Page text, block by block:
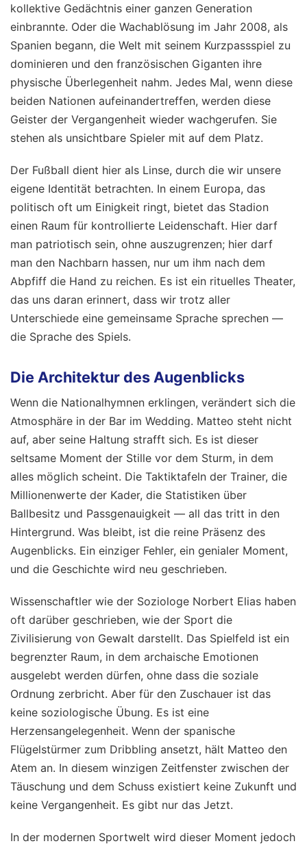
kollektive Gedächtnis einer ganzen Generation
einbrannte. Oder die Wachablösung im Jahr 2008, als
Spanien begann, die Welt mit seinem Kurzpassspiel zu
dominieren und den französischen Giganten ihre
physische Überlegenheit nahm. Jedes Mal, wenn diese
beiden Nationen aufeinandertreffen, werden diese
Geister der Vergangenheit wieder wachgerufen. Sie
stehen als unsichtbare Spieler mit auf dem Platz.
Der Fußball dient hier als Linse, durch die wir unsere
eigene Identität betrachten. In einem Europa, das
politisch oft um Einigkeit ringt, bietet das Stadion
einen Raum für kontrollierte Leidenschaft. Hier darf
man patriotisch sein, ohne auszugrenzen; hier darf
man den Nachbarn hassen, nur um ihm nach dem
Abpfiff die Hand zu reichen. Es ist ein rituelles Theater,
das uns daran erinnert, dass wir trotz aller
Unterschiede eine gemeinsame Sprache sprechen —
die Sprache des Spiels.
Die Architektur des Augenblicks
Wenn die Nationalhymnen erklingen, verändert sich die
Atmosphäre in der Bar im Wedding. Matteo steht nicht
auf, aber seine Haltung strafft sich. Es ist dieser
seltsame Moment der Stille vor dem Sturm, in dem
alles möglich scheint. Die Taktiktafeln der Trainer, die
Millionenwerte der Kader, die Statistiken über
Ballbesitz und Passgenauigkeit — all das tritt in den
Hintergrund. Was bleibt, ist die reine Präsenz des
Augenblicks. Ein einziger Fehler, ein genialer Moment,
und die Geschichte wird neu geschrieben.
Wissenschaftler wie der Soziologe Norbert Elias haben
oft darüber geschrieben, wie der Sport die
Zivilisierung von Gewalt darstellt. Das Spielfeld ist ein
begrenzter Raum, in dem archaische Emotionen
ausgelebt werden dürfen, ohne dass die soziale
Ordnung zerbricht. Aber für den Zuschauer ist das
keine soziologische Übung. Es ist eine
Herzensangelegenheit. Wenn der spanische
Flügelstürmer zum Dribbling ansetzt, hält Matteo den
Atem an. In diesem winzigen Zeitfenster zwischen der
Täuschung und dem Schuss existiert keine Zukunft und
keine Vergangenheit. Es gibt nur das Jetzt.
In der modernen Sportwelt wird dieser Moment jedoch